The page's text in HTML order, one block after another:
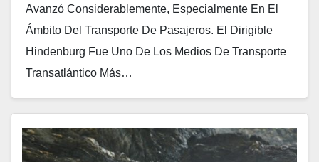
Avanzó Considerablemente, Especialmente En El
Ámbito Del Transporte De Pasajeros. El Dirigible
Hindenburg Fue Uno De Los Medios De Transporte
Transatlántico Más…